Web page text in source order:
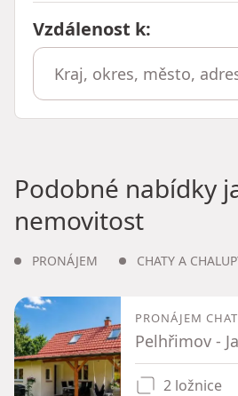
Vzdálenost k:
Podobné nabídky
nemovitost
PRONÁJEM CHATY A
PRONÁJEM
2 ložnice